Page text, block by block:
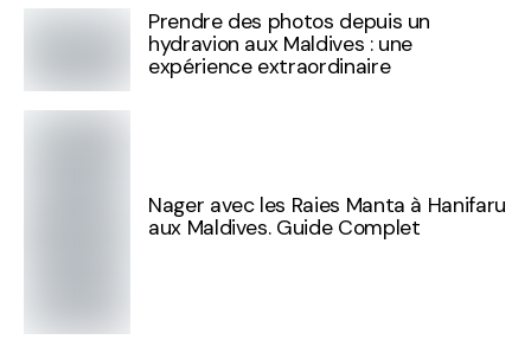
Prendre des photos depuis un
hydravion aux Maldives : une
expérience extraordinaire
Nager avec les Raies Manta à Hanifaru
aux Maldives. Guide Complet